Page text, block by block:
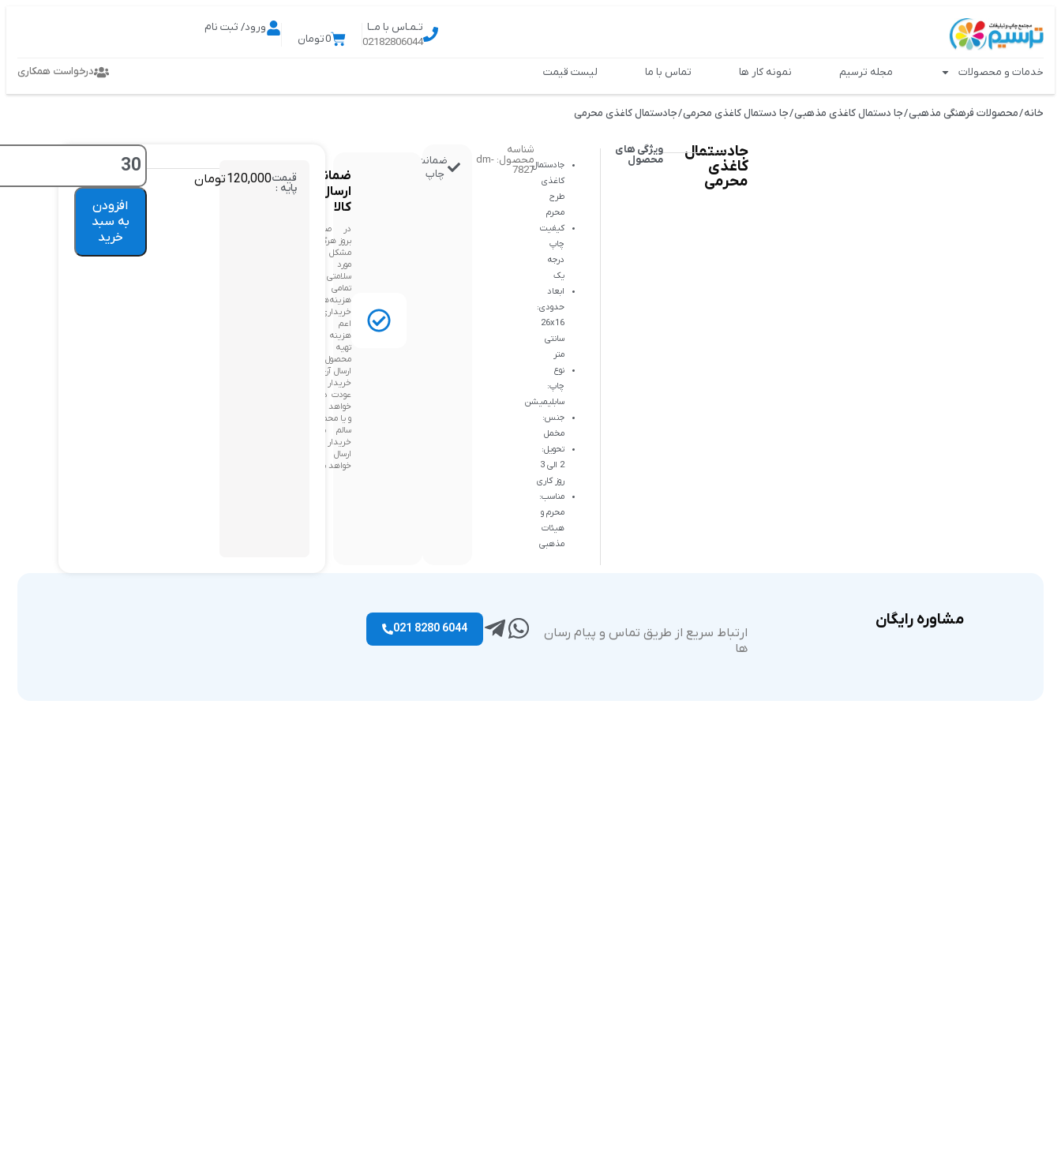
تـمـاس با مــا
02182806044
0تومان
ورود/ ثبت نام
خدمات و محصولات مجله ترسیم نمونه کار ها تماس با ما لیست قیمت درخواست همکاری
خانه/محصولات فرهنگی مذهبی/جا دستمال کاغذی مذهبی/جا دستمال کاغذی محرمی/ جادستمال کاغذی محرمی
جادستمال
کاغذی
محرمی
ویژگی های
محصول
جادستمال
کاغذی
طرح
محرم
کیفیت
چاپ
درجه
یک
ابعاد
حدودی:
26x16
سانتی
متر
نوع
چاپ:
سابلیمیشن
جنس:
مخمل
تحویل:
2 الی 3
روز کاری
مناسب:
محرم و
هیئات
مذهبی
شناسه
محصول: dm-
7827
ضمانت
چاپ
ضمانت
ارسال
کالا
در صورت
بروز هرگونه
مشکل در
مورد
سلامتی کالا
تمامی
هزینه‌های
خریداری
اعم از
هزینه
تهیه
محصول و
ارسال آن به
خریدار
عودت داده
خواهد شد
و یا محصول
سالم برای
خریدار
ارسال
خواهد شد.
قیمت
پایه :
120,000تومان
افزودن
به سبد
خرید
مشاوره رایگان
ارتباط سریع از طریق تماس و پیام رسان
ها
6044 8280 021